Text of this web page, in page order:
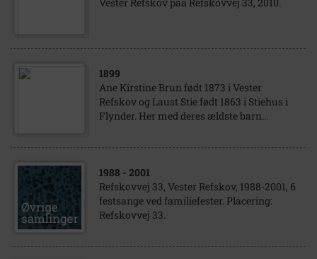
1899
Ane Kirstine Brun født 1873 i Vester
Refskov og Laust Stie født 1863 i Stiehus i
Flynder. Her med deres ældste barn...
1988 - 2001
Refskovvej 33, Vester Refskov, 1988-2001, 6
festsange ved familiefester. Placering:
Refskovvej 33.